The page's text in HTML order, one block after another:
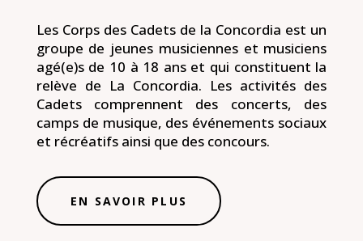
Les Corps des Cadets de la Concordia est un
groupe de jeunes musiciennes et musiciens
agé(e)s de 10 à 18 ans et qui constituent la
relève de La Concordia. Les activités des
Cadets comprennent des concerts, des
camps de musique, des événements sociaux
et récréatifs ainsi que des concours.
EN SAVOIR PLUS